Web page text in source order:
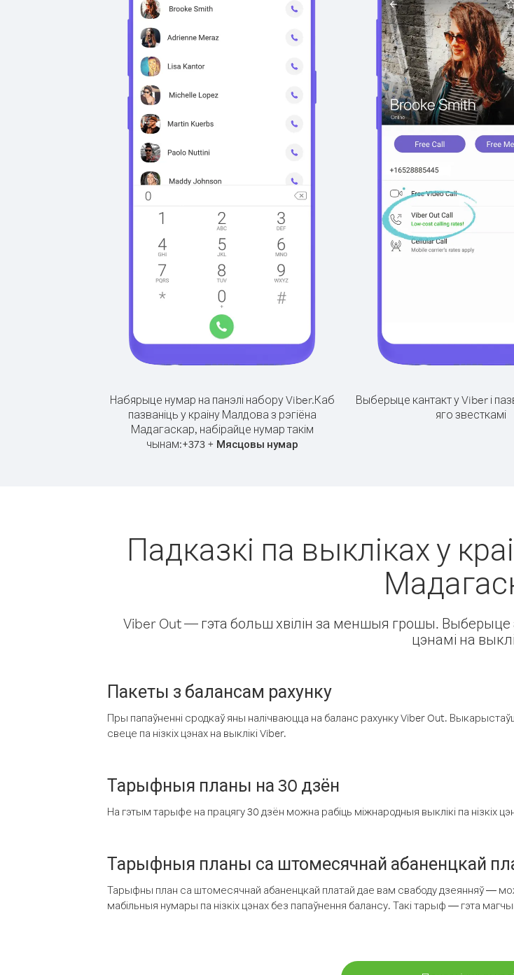
Набярыце нумар на панэлі набору Viber.Каб
пазваніць у краіну Малдова з рэгіёна
Мадагаскар, набірайце нумар такім
чынам:+373+ Мясцовы нумар
Выберыце кантакт у Viber і
яго звесткамі
Падказкі па выкліках у
Viber Out — гэта больш хвілін за меншыя грошы. Выберыце
цэнамі на
Пакеты з балансам рахунку
Пры папаўненні сродкаў яны налічваюцца на баланс рахунку Viber Out.
свеце па нізкіх цэнах на выклікі Viber.
Тарыфныя планы на 30 дзён
На гэтым тарыфе на працягу 30 дзён можна рабіць міжнародныя выклікі па нізкіх
Тарыфныя планы са штомесячнай абаненцкай
Тарыфны план са штомесячнай абаненцкай платай дае вам свабоду дзеянняў —
мабільныя нумары па нізкіх цэнах без папаўнення балансу. Такі тарыф — гэта